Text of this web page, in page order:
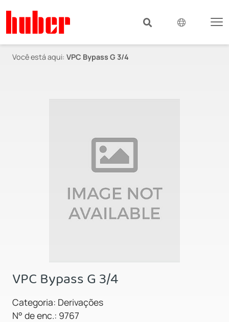
Você está aqui: VPC Bypass G 3/4
VPC Bypass G 3/4
Categoria: Derivações
N° de enc.: 9767